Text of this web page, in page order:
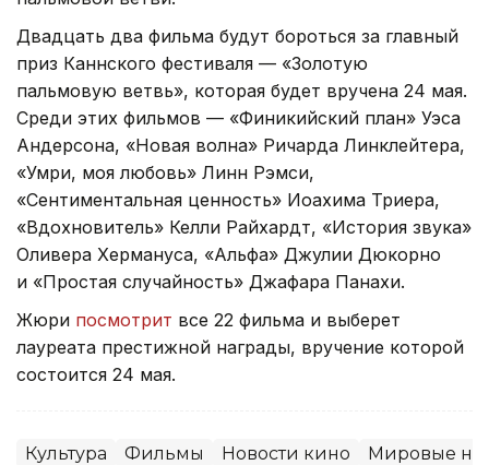
Двадцать два фильма будут бороться за главный
приз Каннского фестиваля — «Золотую
пальмовую ветвь», которая будет вручена 24 мая.
Среди этих фильмов — «Финикийский план» Уэса
Андерсона, «Новая волна» Ричарда Линклейтера,
«Умри, моя любовь» Линн Рэмси,
«Сентиментальная ценность» Иоахима Триера,
«Вдохновитель» Келли Райхардт, «История звука»
Оливера Хермануса, «Альфа» Джулии Дюкорно
и «Простая случайность» Джафара Панахи.
Жюри посмотрит все 22 фильма и выберет
лауреата престижной награды, вручение которой
состоится 24 мая.
Культура Фильмы Новости кино Мировые